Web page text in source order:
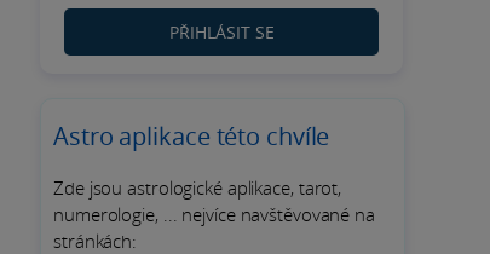
PŘIHLÁSIT SE
Astro aplikace této chvíle
Zde jsou astrologické aplikace, tarot,
numerologie, ... nejvíce navštěvované na
stránkách: